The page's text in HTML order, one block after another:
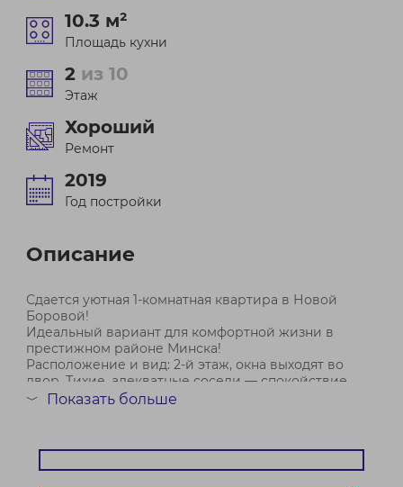
10.3 м²
Площадь кухни
2 из 10
Этаж
Хороший
Ремонт
2019
Год постройки
Описание
Сдается уютная 1-комнатная квартира в Новой
Боровой!
Идеальный вариант для комфортной жизни в
престижном районе Минска!
Расположение и вид: 2-й этаж, окна выходят во
двор. Тихие, адекватные соседи — спокойствие
гарантировано.
﹀ Показать больше